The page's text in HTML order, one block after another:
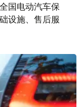
国电动汽车保
设施、售后服